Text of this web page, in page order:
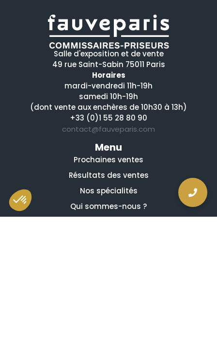
Salle d'exposition et de vente
49 rue Saint-Sabin 75011 Paris
Horaires
mardi-vendredi 11h-19h
samedi 10h-19h
(dont vente aux enchères de 10h30 à 13h)
+33 (0)1 55 28 80 90
contact@fauveparis.com
Menu
Prochaines ventes
Résultats des ventes
Nos spécialités
Qui sommes-nous ?